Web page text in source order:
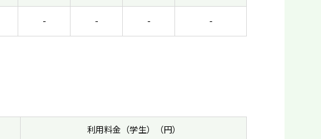
- - - -
利用料金（学生）（円）